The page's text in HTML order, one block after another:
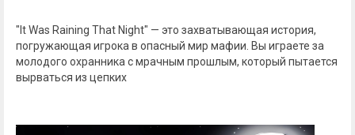
"It Was Raining That Night" — это захватывающая история,
погружающая игрока в опасный мир мафии. Вы играете за
молодого охранника с мрачным прошлым, который пытается
вырваться из цепких